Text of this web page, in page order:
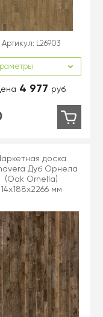
Артикул: L26903
4 977 руб.
доска
Дуб Орнела
(Oak Ornella)
14x188x2266 мм